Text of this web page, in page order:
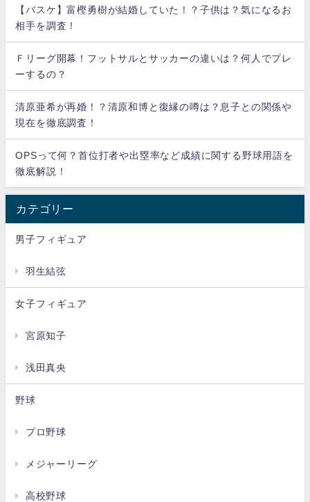
【バスケ】富樫勇樹が結婚していた！？子供は？気になるお
相手を調査！
Ｆリーグ開幕！フットサルとサッカーの違いは？何人でプレ
ーするの？
清原亜希が再婚！？清原和博と復縁の噂は？息子との関係や
現在を徹底調査！
OPSって何？首位打者や出塁率など成績に関する野球用語を
徹底解説！
カテゴリー
男子フィギュア
羽生結弦
女子フィギュア
宮原知子
浅田真央
野球
プロ野球
メジャーリーグ
高校野球